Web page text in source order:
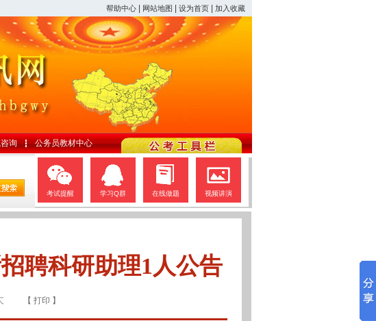
帮助中心 网站地图 设为首页 加入收藏
询 公务员教材中心
考试提醒 学习Q群 在线做题 视频讲演
聘科研助理1人公告
【 打印 】